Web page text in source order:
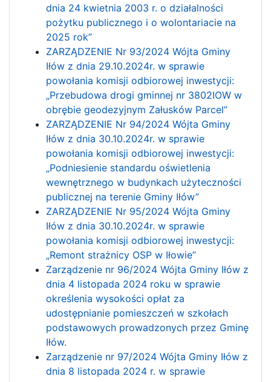
dnia 24 kwietnia 2003 r. o działalności
pożytku publicznego i o wolontariacie na
2025 rok”
ZARZĄDZENIE Nr 93/2024 Wójta Gminy
Iłów z dnia 29.10.2024r. w sprawie
powołania komisji odbiorowej inwestycji:
„Przebudowa drogi gminnej nr 3802IOW w
obrębie geodezyjnym Załusków Parcel”
ZARZĄDZENIE Nr 94/2024 Wójta Gminy
Iłów z dnia 30.10.2024r. w sprawie
powołania komisji odbiorowej inwestycji:
„Podniesienie standardu oświetlenia
wewnętrznego w budynkach użyteczności
publicznej na terenie Gminy Iłów”
ZARZĄDZENIE Nr 95/2024 Wójta Gminy
Iłów z dnia 30.10.2024r. w sprawie
powołania komisji odbiorowej inwestycji:
„Remont strażnicy OSP w Iłowie”
Zarządzenie nr 96/2024 Wójta Gminy Iłów z
dnia 4 listopada 2024 roku w sprawie
określenia wysokości opłat za
udostępnianie pomieszczeń w szkołach
podstawowych prowadzonych przez Gminę
Iłów.
Zarządzenie nr 97/2024 Wójta Gminy Iłów z
dnia 8 listopada 2024 r. w sprawie